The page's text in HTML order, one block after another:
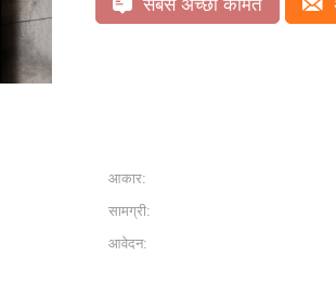
सबसे अच्छी कीमत
आकार:
सामग्री:
आवेदन: